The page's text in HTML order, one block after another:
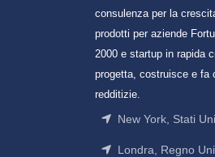
consulenza per la
prodotti per aziende
2000 e startup in rapida
progetta, costruisce e fa
redditizie.
New York, Stati
Londra, Regno